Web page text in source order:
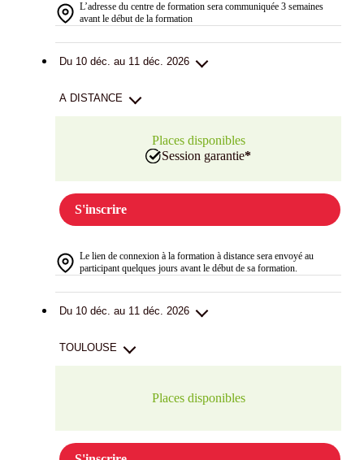
L’adresse du centre de formation sera communiquée 3 semaines
avant le début de la formation
Du 10 déc. au 11 déc. 2026
A DISTANCE
Places disponibles
Session garantie*
S'inscrire
Le lien de connexion à la formation à distance sera envoyé au
participant quelques jours avant le début de sa formation.
Du 10 déc. au 11 déc. 2026
TOULOUSE
Places disponibles